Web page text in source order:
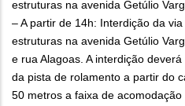
estruturas na avenida Getúlio
– A partir de 14h: Interdição da
estruturas na avenida Getúlio
e rua Alagoas. A interdição
da pista de rolamento a partir do
50 metros a faixa de